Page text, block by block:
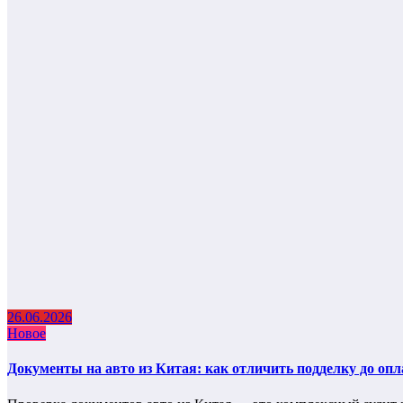
26.06.2026
Новое
Документы на авто из Китая: как отличить подделку до